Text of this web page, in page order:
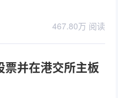
467.80万 阅读
票并在港交所主板